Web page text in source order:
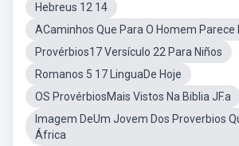
Hebreus 12 14
ACaminhos Que Para O Homem Parece
Provérbios17 Versículo 22 Para Niños
Romanos 5 17 LinguaDe Hoje
OS ProvérbiosMais Vistos Na Biblia JF.a
Imagem DeUm Jovem Dos Proverbios
África